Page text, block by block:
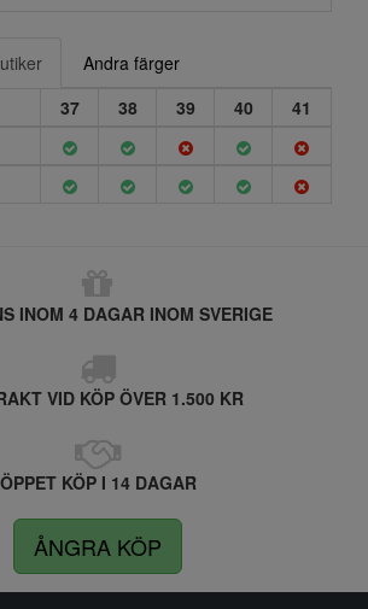
Andra färger
37 38 39 40
41
INOM 4 DAGAR INOM SVERIGE
VID KÖP ÖVER 1.500 KR
ÖPPET KÖP I 14 DAGAR
ÅNGRA KÖP